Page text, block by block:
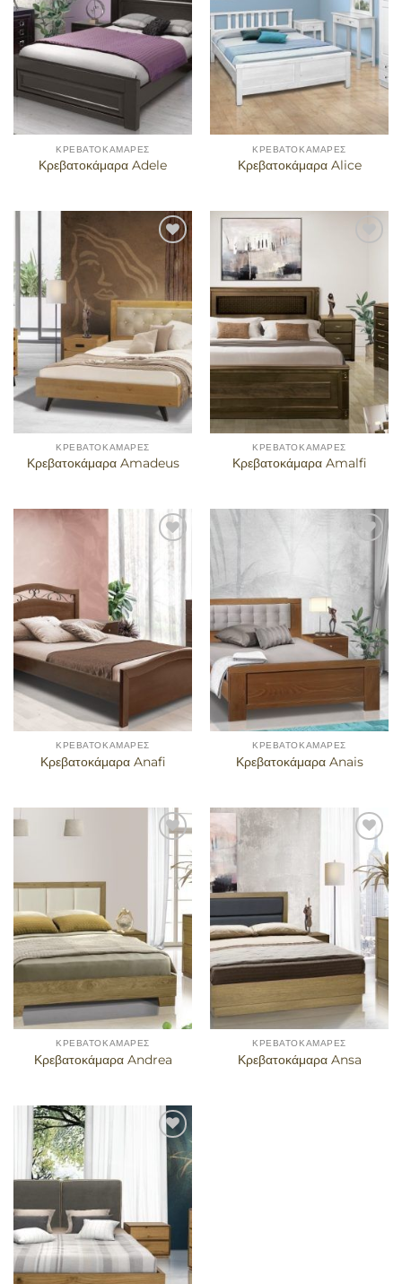
ΚΡΕΒΑΤΟΚΆΜΑΡΕΣ
Κρεβατοκάμαρα Adele
ΚΡΕΒΑΤΟΚΆΜΑΡΕΣ
Κρεβατοκάμαρα Alice
Προσθήκη
στα
αγαπημένα
ΚΡΕΒΑΤΟΚΆΜΑΡΕΣ
Κρεβατοκάμαρα Amadeus
ΚΡΕΒΑΤΟΚΆΜΑΡΕΣ
Κρεβατοκάμαρα Amalfi
ΚΡΕΒΑΤΟΚΆΜΑΡΕΣ
Κρεβατοκάμαρα Anafi
αγαπημένα
ΚΡΕΒΑΤΟΚΆΜΑΡΕΣ
Κρεβατοκάμαρα Anais
Προσθήκη
αγαπημένα
ΚΡΕΒΑΤΟΚΆΜΑΡΕΣ
Κρεβατοκάμαρα Andrea
Προσθήκη
στα
αγαπημένα
ΚΡΕΒΑΤΟΚΆΜΑΡΕΣ
Κρεβατοκάμαρα Ansa
Προσθήκη
αγαπημένα